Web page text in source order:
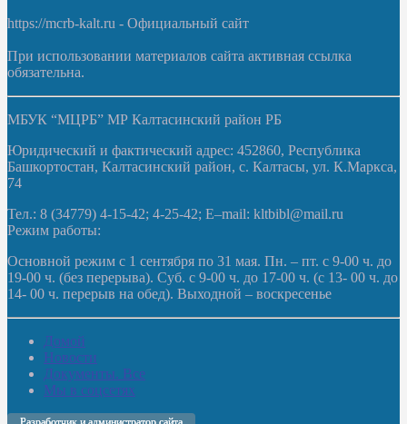
https://mcrb-kalt.ru - Официальный сайт
При использовании материалов сайта активная ссылка
обязательна.
МБУК “МЦРБ” МР Калтасинский район РБ
Юридический и фактический адрес: 452860, Республика
Башкортостан, Калтасинский район, с. Калтасы, ул. К.Маркса,
74
Тел.: 8 (34779) 4-15-42; 4-25-42; E–mail: kltbibl@mail.ru
Режим работы:
Основной режим с 1 сентября по 31 мая. Пн. – пт. с 9-00 ч. до
19-00 ч. (без перерыва). Суб. с 9-00 ч. до 17-00 ч. (с 13- 00 ч. до
14- 00 ч. перерыв на обед). Выходной – воскресенье
Домой
Новости
Документы. Все
Мы в соцсетях